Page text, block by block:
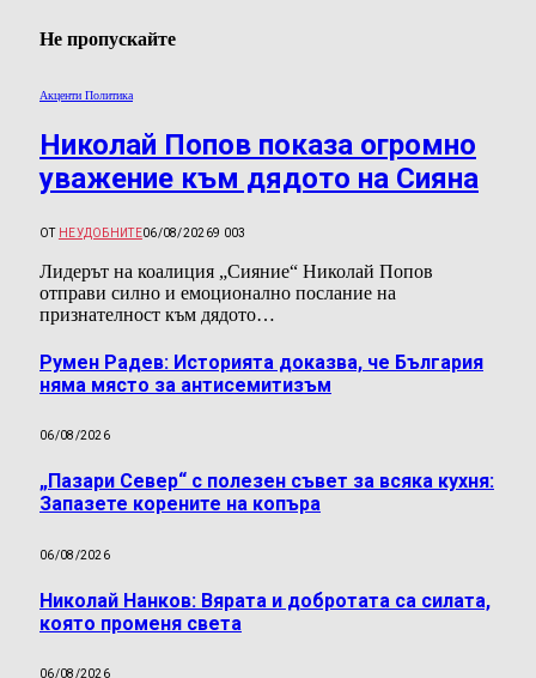
Не пропускайте
Акценти Политика
Николай Попов показа огромно
уважение към дядото на Сияна
ОТ НЕУДОБНИТЕ06/08/20269 003
Лидерът на коалиция „Сияние“ Николай Попов
отправи силно и емоционално послание на
признателност към дядото…
Румен Радев: Историята доказва, че България
няма място за антисемитизъм
06/08/2026
„Пазари Север“ с полезен съвет за всяка кухня:
Запазете корените на копъра
06/08/2026
Николай Нанков: Вярата и добротата са силата,
която променя света
06/08/2026